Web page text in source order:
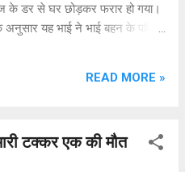
के डर से घर छोड़कर फरार हो गया।
अनुसार यह भाई ने भाई बहन के पवित्र
शिकायत पत्र प्राप्त हुआ वैसे ही
जिले में छिपा हुआ है, जिसके बाद
READ MORE »
टक्कर एक की मौत